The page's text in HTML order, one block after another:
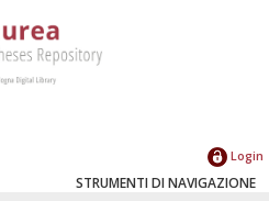
Login
STRUMENTI DI NAVIGAZIONE